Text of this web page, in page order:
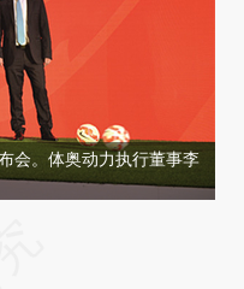
会。体奥动力执行董事李